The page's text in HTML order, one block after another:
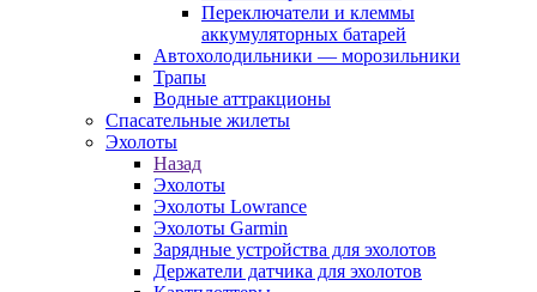
Переключатели и клеммы
аккумуляторных батарей
Автохолодильники — морозильники
Трапы
Водные аттракционы
Спасательные жилеты
Эхолоты
Назад
Эхолоты
Эхолоты Lowrance
Эхолоты Garmin
Зарядные устройства для эхолотов
Держатели датчика для эхолотов